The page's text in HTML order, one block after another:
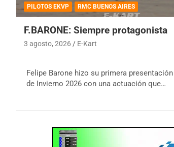
PILOTOS EKVP RMC BUENOS AIRES
F.BARONE: Siempre protagonista
3 agosto, 2026 E-Kart
Felipe Barone hizo su primera
de Invierno 2026 con una actuación que…